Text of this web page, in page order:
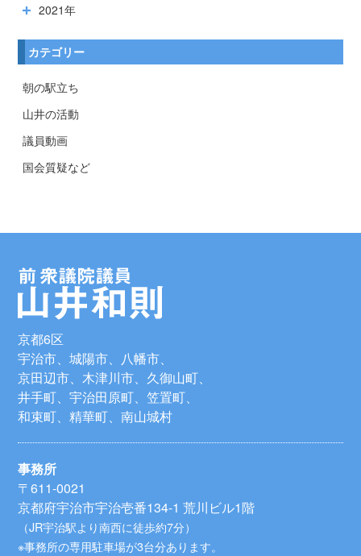
2021年
カテゴリー
朝の駅立ち
山井の活動
議員動画
国会質疑など
京都6区
宇治市、城陽市、八幡市、
京田辺市、木津川市、久御山町、
井手町、宇治田原町、笠置町、
和束町、精華町、南山城村
事務所
〒611-0021
京都府宇治市宇治壱番134-1 荒川ビル1階
（JR宇治駅より南西に徒歩約7分）
※事務所の専用駐車場が3台分あります。